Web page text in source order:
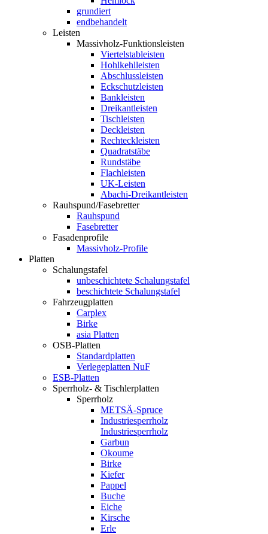
grundiert
endbehandelt
Leisten
Massivholz-Funktionsleisten
Viertelstableisten
Hohlkehlleisten
Abschlussleisten
Eckschutzleisten
Bankleisten
Dreikantleisten
Tischleisten
Deckleisten
Rechteckleisten
Quadratstäbe
Rundstäbe
Flachleisten
UK-Leisten
Abachi-Dreikantleisten
Rauhspund/Fasebretter
Rauhspund
Fasebretter
Fasadenprofile
Massivholz-Profile
Platten
Schalungstafel
unbeschichtete Schalungstafel
beschichtete Schalungstafel
Fahrzeugplatten
Carplex
Birke
asia Platten
OSB-Platten
Standardplatten
Verlegeplatten NuF
ESB-Platten
Sperrholz- & Tischlerplatten
Sperrholz
METSÄ-Spruce
Industriesperrholz
Industriesperrholz
Garbun
Okoume
Birke
Kiefer
Pappel
Buche
Eiche
Kirsche
Erle